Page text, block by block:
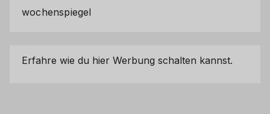
wochenspiegel
Erfahre wie du hier Werbung schalten kannst.